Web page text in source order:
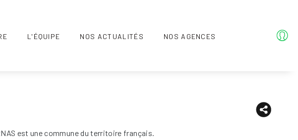
L'ÉQUIPE NOS ACTUALITÉS NOS AGENCES
est une commune du territoire français.